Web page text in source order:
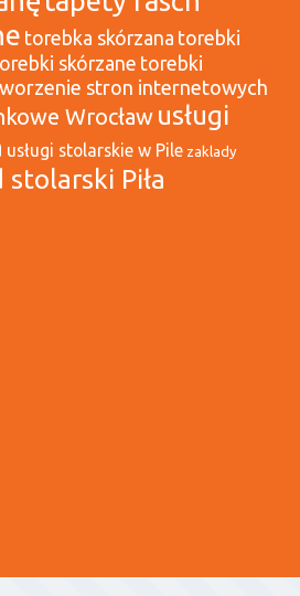
torebka skórzana torebki
skórzane torebki
stron internetowych
Wrocław usługi
usługi stolarskie w Pile zaklady
stolarski Piła